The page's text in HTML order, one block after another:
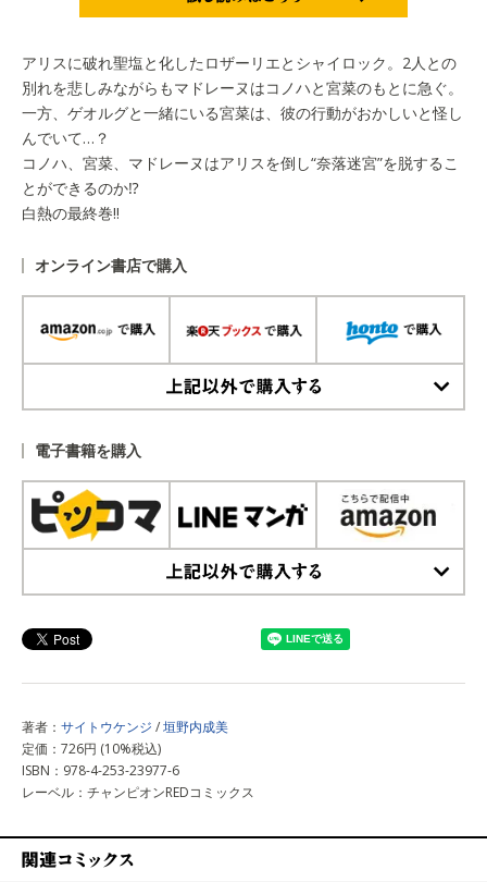
アリスに破れ聖塩と化したロザーリエとシャイロック。2人との
別れを悲しみながらもマドレーヌはコノハと宮菜のもとに急ぐ。
一方、ゲオルグと一緒にいる宮菜は、彼の行動がおかしいと怪し
んでいて…？
コノハ、宮菜、マドレーヌはアリスを倒し“奈落迷宮”を脱するこ
とができるのか⁉
白熱の最終巻‼
オンライン書店で購入
電子書籍を購入
著者： サイトウケンジ /垣野内成美
定価：726円 (10%税込)
ISBN：978-4-253-23977-6
レーベル：チャンピオンREDコミックス